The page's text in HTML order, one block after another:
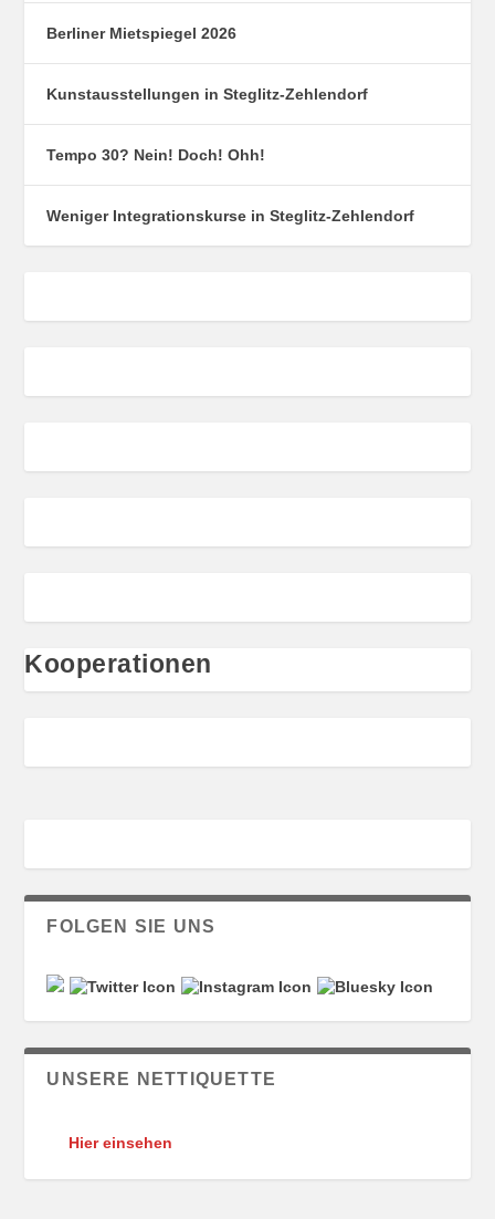
Berliner Mietspiegel 2026
Kunstausstellungen in Steglitz-Zehlendorf
Tempo 30? Nein! Doch! Ohh!
Weniger Integrationskurse in Steglitz-Zehlendorf
Kooperationen
FOLGEN SIE UNS
UNSERE NETTIQUETTE
Hier einsehen